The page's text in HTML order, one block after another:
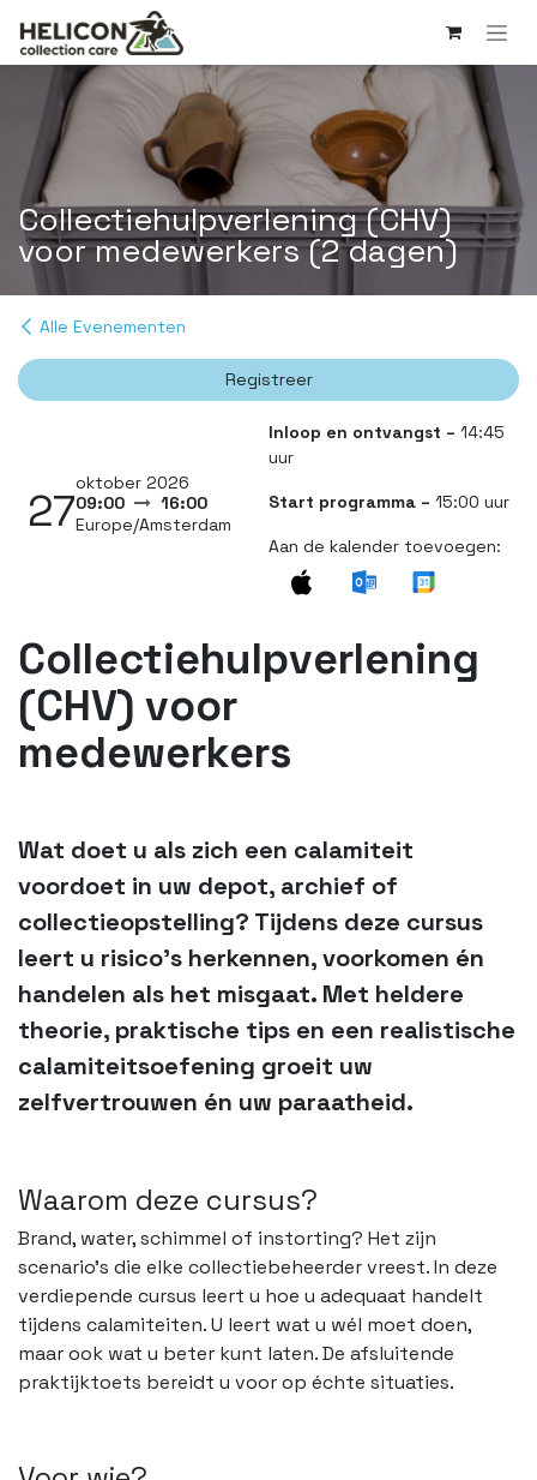
Overslaan naar inhoud
Collectie­hulpverlening (CHV)
voor medewerkers (2 dagen)
Alle Evenementen
Registreer
27
oktober 2026
09:00
16:00
Europe/Amsterdam
Inloop en ontvangst – 14:45
uur
Start programma – 15:00 uur
Aan de kalender toevoegen:
Collectiehulpverlening
(CHV) voor
medewerkers
Wat doet u als zich een calamiteit
voordoet in uw depot, archief of
collectieopstelling? Tijdens deze cursus
leert u risico’s herkennen, voorkomen én
handelen als het misgaat. Met heldere
theorie, praktische tips en een realistische
calamiteitsoefening groeit uw
zelfvertrouwen én uw paraatheid.
Waarom deze cursus?
Brand, water, schimmel of instorting? Het zijn
scenario’s die elke collectiebeheerder vreest. In deze
verdiepende cursus leert u hoe u adequaat handelt
tijdens calamiteiten. U leert wat u wél moet doen,
maar ook wat u beter kunt laten. De afsluitende
praktijktoets bereidt u voor op échte situaties.